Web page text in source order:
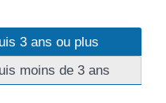
3 ans ou plus
moins de 3 ans